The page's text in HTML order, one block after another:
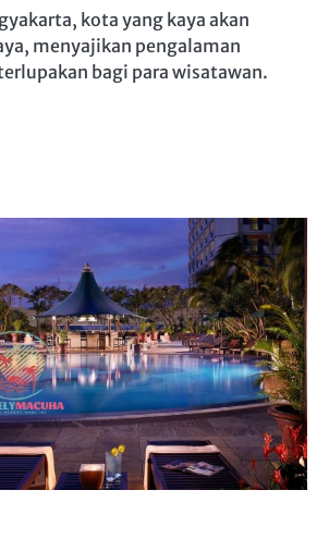
kota yang kaya akan
menyajikan pengalaman
bagi para wisatawan.